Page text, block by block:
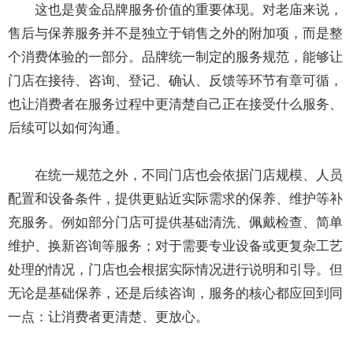
这也是黄金品牌服务价值的重要体现。对老庙来说，
售后与保养服务并不是独立于销售之外的附加项，而是整
个消费体验的一部分。品牌统一制定的服务规范，能够让
门店在接待、咨询、登记、确认、反馈等环节有章可循，
也让消费者在服务过程中更清楚自己正在接受什么服务、
后续可以如何沟通。
在统一规范之外，不同门店也会依据门店规模、人员
配置和设备条件，提供更贴近实际需求的保养、维护等补
充服务。例如部分门店可提供基础清洗、佩戴检查、简单
维护、换新咨询等服务；对于需要专业设备或更复杂工艺
处理的情况，门店也会根据实际情况进行说明和引导。但
无论是基础保养，还是后续咨询，服务的核心都应回到同
一点：让消费者更清楚、更放心。